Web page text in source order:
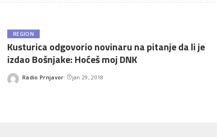
REGION
Kusturica odgovorio novinaru na pitanje da li je
izdao Bošnjake: Hoćeš moj DNK
Posted
Radio Prnjavor jan 29, 2018